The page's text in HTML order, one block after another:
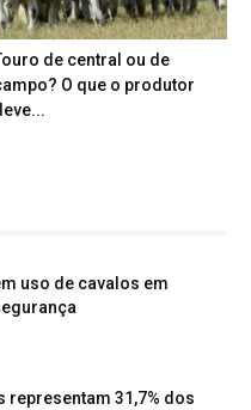
de central ou de
O que o produtor
uso de cavalos em
representam 31,7% dos